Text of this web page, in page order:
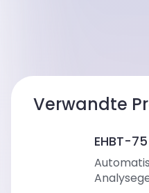
Verwandte
EHBT-75